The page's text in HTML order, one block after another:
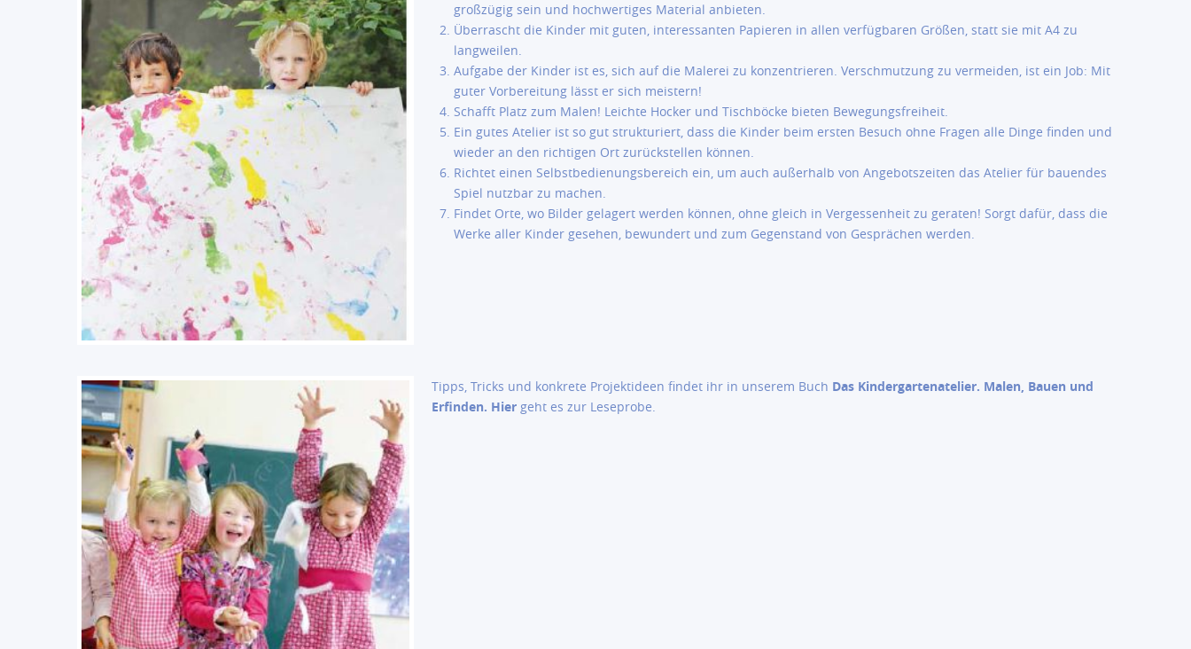
großzügig sein und hochwertiges Material anbieten.
Überrascht die Kinder mit guten, interessanten Papieren in allen verfügbaren Größen, statt sie mit A4 zu
langweilen.
Aufgabe der Kinder ist es, sich auf die Malerei zu konzentrieren. Verschmutzung zu vermeiden, ist ein Job: Mit
guter Vorbereitung lässt er sich meistern!
Schafft Platz zum Malen! Leichte Hocker und Tischböcke bieten Bewegungsfreiheit.
Ein gutes Atelier ist so gut strukturiert, dass die Kinder beim ersten Besuch ohne Fragen alle Dinge finden und
wieder an den richtigen Ort zurückstellen können.
Richtet einen Selbstbedienungsbereich ein, um auch außerhalb von Angebotszeiten das Atelier für bauendes
Spiel nutzbar zu machen.
Findet Orte, wo Bilder gelagert werden können, ohne gleich in Vergessenheit zu geraten! Sorgt dafür, dass die
Werke aller Kinder gesehen, bewundert und zum Gegenstand von Gesprächen werden.
Tipps, Tricks und konkrete Projektideen findet ihr in unserem Buch Das Kindergartenatelier. Malen, Bauen und
Erfinden. Hier geht es zur Leseprobe.